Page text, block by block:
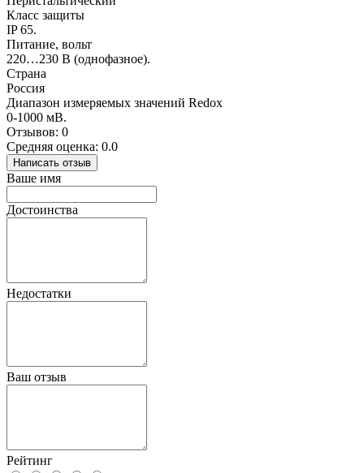
Класс защиты
IP 65.
Питание, вольт
220…230 В (однофазное).
Страна
Россия
Диапазон измеряемых значений Redox
0-1000 мВ.
Отзывов: 0
Средняя оценка: 0.0
Написать отзыв
Ваше имя
Достоинства
Недостатки
Ваш отзыв
Рейтинг